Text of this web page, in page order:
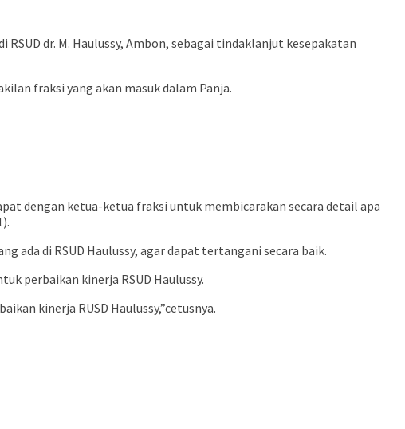
dr. M. Haulussy, Ambon, sebagai tindaklanjut kesepakatan
fraksi yang akan masuk dalam Panja.
dengan ketua-ketua fraksi untuk membicarakan secara detail apa
ada di RSUD Haulussy, agar dapat tertangani secara baik.
perbaikan kinerja RSUD Haulussy.
kinerja RUSD Haulussy,”cetusnya.